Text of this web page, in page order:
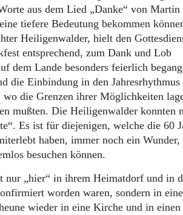
aus dem Lied „Danke“ von
tiefere Bedeutung bekommen
Heiligenwalder, hielt den
entsprechend, zum Dank und Lob
dem Lande besonders feierlich
die Einbindung in den
wo die Grenzen ihrer Möglichkeiten
mußten. Die Heiligenwalder konnten
Es ist für diejenigen, welche die 60
haben, immer noch ein Wunder,
besuchen können.
nur „hier“ in ihrem Heimatdorf und in
worden waren, sondern in
wieder in eine Kirche und in einen